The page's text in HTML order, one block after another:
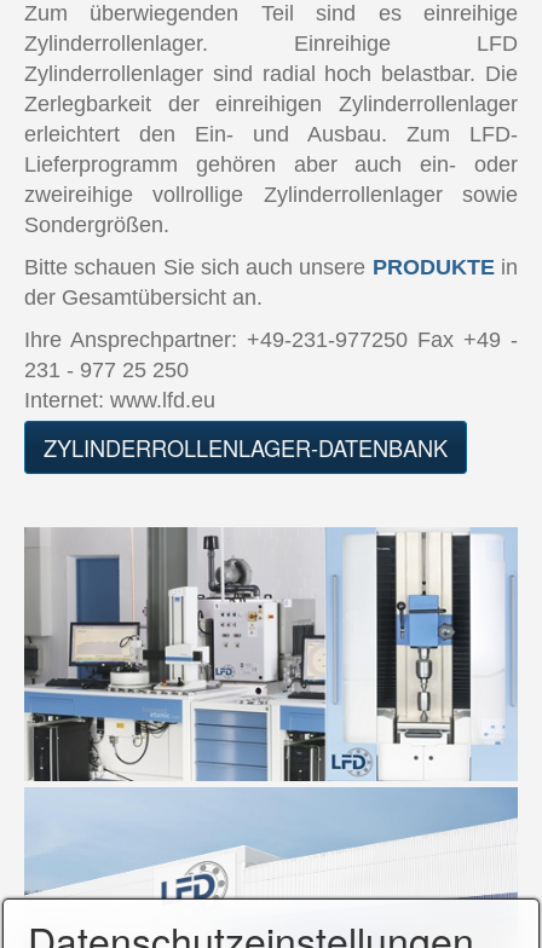
LFD Gruppe
Anwendungen
Service
Karriere
Kontakt
Zum überwiegenden Teil sind es einreihige
Zylinderrollenlager. Einreihige LFD
Zylinderrollenlager sind radial hoch belastbar. Die
Zerlegbarkeit der einreihigen Zylinderrollenlager
erleichtert den Ein- und Ausbau. Zum LFD-
Lieferprogramm gehören aber auch ein- oder
zweireihige vollrollige Zylinderrollenlager sowie
Sondergrößen.
Bitte schauen Sie sich auch unsere PRODUKTEin
der Gesamtübersicht an.
Ihre Ansprechpartner: +49-231-977250 Fax +49 -
231 - 977 25 250
Internet: www.lfd.eu
ZYLINDERROLLENLAGER-DATENBANK